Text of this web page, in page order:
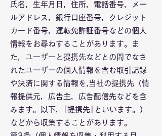
氏名，生年月日，住所，電話番号，メー
ルアドレス，銀行口座番号，クレジット
カード番号，運転免許証番号などの個人
情報をお尋ねすることがあります。ま
た，ユーザーと提携先などとの間でなさ
れたユーザーの個人情報を含む取引記録
や決済に関する情報を,当社の提携先（情
報提供元，広告主，広告配信先などを含
みます。以下，｢提携先｣といいます。）
などから収集することがあります。